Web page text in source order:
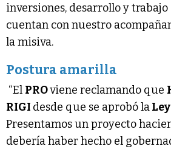
inversiones, desarrollo y trabajo
cuentan con nuestro
la misiva.
Postura amarilla
“El PROviene reclamando que
RIGI desde que se aprobó la
Presentamos un proyecto
debería haber hecho el